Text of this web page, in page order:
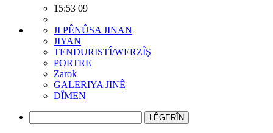
15:53 09
JI PÊNÛSA JINAN
JIYAN
TENDURISTÎ/WERZÎŞ
PORTRE
Zarok
GALERIYA JINÊ
DÎMEN
LÊGERÎN